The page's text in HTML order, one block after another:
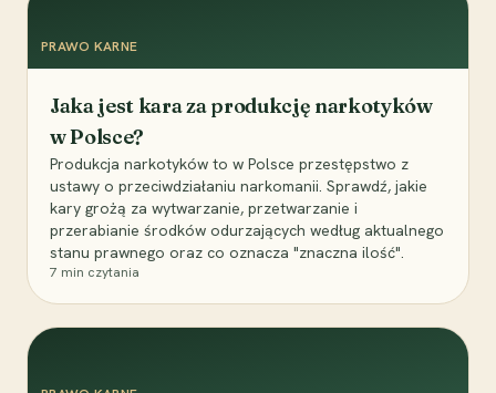
PRAWO KARNE
Jaka jest kara za produkcję narkotyków
w Polsce?
Produkcja narkotyków to w Polsce przestępstwo z
ustawy o przeciwdziałaniu narkomanii. Sprawdź, jakie
kary grożą za wytwarzanie, przetwarzanie i
przerabianie środków odurzających według aktualnego
stanu prawnego oraz co oznacza "znaczna ilość".
7 min czytania